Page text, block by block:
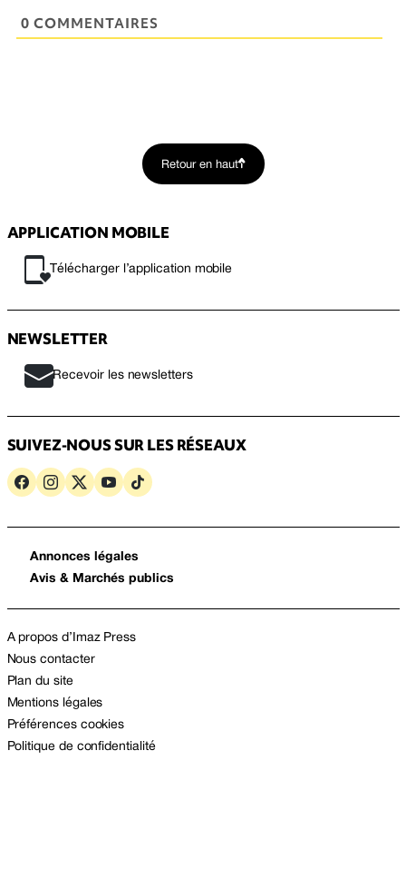
0 COMMENTAIRES
Retour en haut
APPLICATION MOBILE
Télécharger l’application mobile
NEWSLETTER
Recevoir les newsletters
SUIVEZ-NOUS SUR LES RÉSEAUX
Annonces légales
Avis & Marchés publics
A propos d’Imaz Press
Nous contacter
Plan du site
Mentions légales
Préférences cookies
Politique de confidentialité